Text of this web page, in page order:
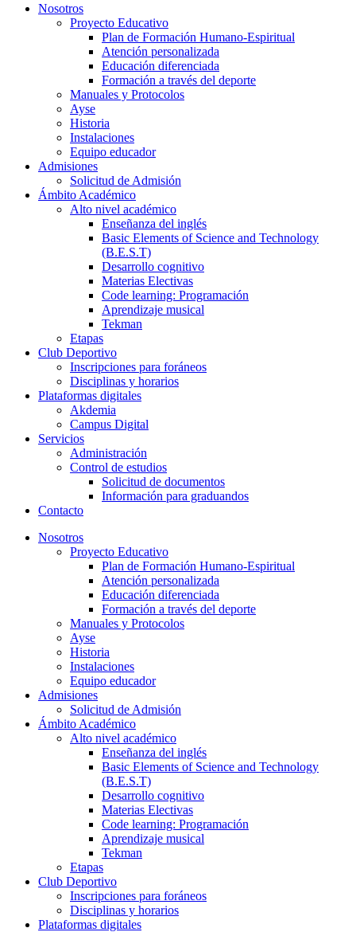
Nosotros
Proyecto Educativo
Plan de Formación Humano-Espiritual
Atención personalizada
Educación diferenciada
Formación a través del deporte
Manuales y Protocolos
Ayse
Historia
Instalaciones
Equipo educador
Admisiones
Solicitud de Admisión
Ámbito Académico
Alto nivel académico
Enseñanza del inglés
Basic Elements of Science and Technology
(B.E.S.T)
Desarrollo cognitivo
Materias Electivas
Code learning: Programación
Aprendizaje musical
Tekman
Etapas
Club Deportivo
Inscripciones para foráneos
Disciplinas y horarios
Plataformas digitales
Akdemia
Campus Digital
Servicios
Administración
Control de estudios
Solicitud de documentos
Información para graduandos
Contacto
Nosotros
Proyecto Educativo
Plan de Formación Humano-Espiritual
Atención personalizada
Educación diferenciada
Formación a través del deporte
Manuales y Protocolos
Ayse
Historia
Instalaciones
Equipo educador
Admisiones
Solicitud de Admisión
Ámbito Académico
Alto nivel académico
Enseñanza del inglés
Basic Elements of Science and Technology
(B.E.S.T)
Desarrollo cognitivo
Materias Electivas
Code learning: Programación
Aprendizaje musical
Tekman
Etapas
Club Deportivo
Inscripciones para foráneos
Disciplinas y horarios
Plataformas digitales